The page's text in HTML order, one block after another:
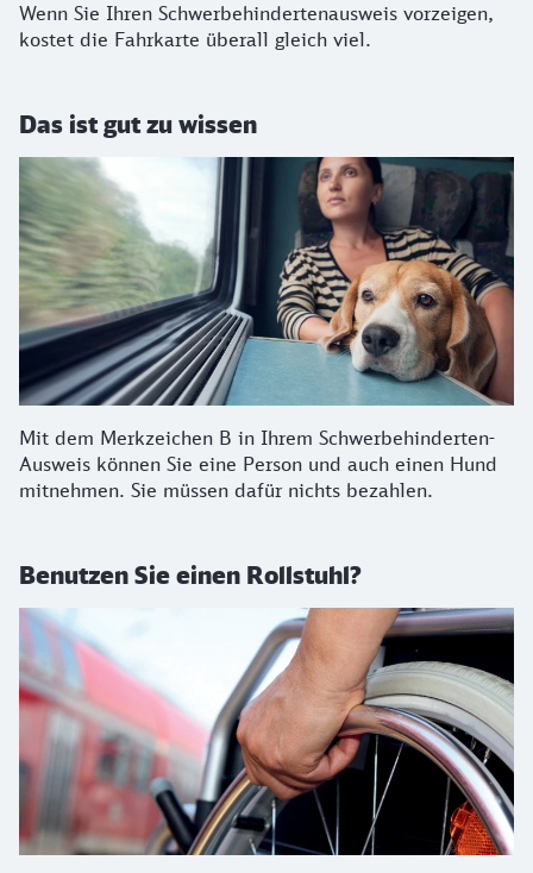
Wenn Sie Ihren Schwerbehindertenausweis vorzeigen,
kostet die Fahrkarte überall gleich viel.
Das ist gut zu wissen
Mit dem Merkzeichen B in Ihrem Schwerbehinderten-
Ausweis können Sie eine Person und auch einen Hund
mitnehmen. Sie müssen dafür nichts bezahlen.
Benutzen Sie einen Rollstuhl?